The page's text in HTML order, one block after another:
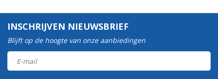
INSCHRIJVEN NIEUWSBRIEF
Blijft op de hoogte van onze aanbiedingen